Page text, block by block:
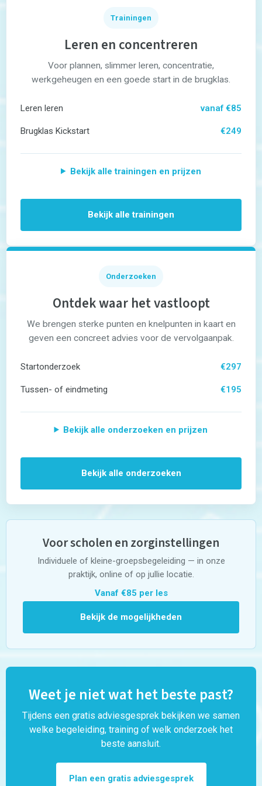
Download de App
Vacatures
Rekenen- en
Wiskundetoets | Pabo
voorbereiden
Training
Leren leren |
planning & motivatie
Concentratie verbeteren
Overprikkeling
verminderen met
Brugklas kickstart |
voorbereiding voor de
middelbare school
Slimmer leren met AI (VO)
| masterclass
Onderzoek
Rekenen
Technisch lezen
Begrijpend lezen
Leerpotentie
Leerstrategieën
Trainingen
Leren en concentreren
Voor plannen, slimmer leren, concentratie,
werkgeheugen en een goede start in de brugklas.
Leren leren vanaf €85
Brugklas Kickstart €249
Bekijk alle trainingen en prijzen
Bekijk alle trainingen
Onderzoeken
Ontdek waar het vastloopt
We brengen sterke punten en knelpunten in kaart en
geven een concreet advies voor de vervolgaanpak.
Startonderzoek €297
Tussen- of eindmeting €195
Bekijk alle onderzoeken en prijzen
Bekijk alle onderzoeken
Voor scholen en zorginstellingen
Individuele of kleine-groepsbegeleiding — in onze
praktijk, online of op jullie locatie.
Vanaf €85 per les
Bekijk de mogelijkheden
Weet je niet wat het beste past?
Tijdens een gratis adviesgesprek bekijken we samen
welke begeleiding, training of welk onderzoek het
beste aansluit.
Plan een gratis adviesgesprek